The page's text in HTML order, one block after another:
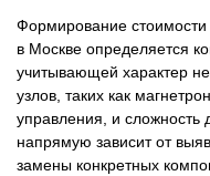
Формирование
в Москве определяется
учитывающей характер
узлов, таких как
управления, и сложность
напрямую зависит от
замены конкретных